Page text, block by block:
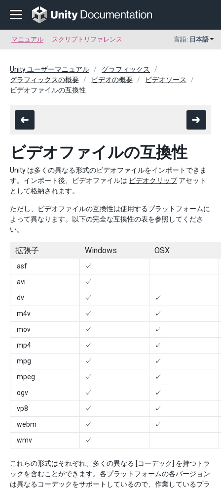
マニュアル スクリプトリファレンス 言語: 日本語
Unity ユーザーマニュアル
グラフィックス
グラフィックスの概要
ビデオの概要
ビデオソース
ビデオファイルの互換性
ビデオファイルの互換性
Unity は多くの異なる形式のビデオファイルをインポートできま
す。インポート後、ビデオファイルは ビデオクリップアセット
として格納されます。
ただし、ビデオファイルの互換性は使用するプラットフォームに
よって異なります。以下の完全な互換性の表を参照してくださ
い。
拡張子 Windows OSX
.asf
✓
.avi
✓
.dv
✓
✓
.m4v
✓
✓
.mov
✓
✓
.mp4
✓
✓
.mpg
✓
✓
.mpeg
✓
✓
.ogv
✓
✓
.vp8
✓
✓
.webm
✓
✓
.wmv
✓
これらの形式はそれぞれ、多くの異なる [コーデック] を持つトラ
ックを含むことができます。各プラットフォームの各バージョン
は異なるコーデックをサポートしているので、作業しているプラ